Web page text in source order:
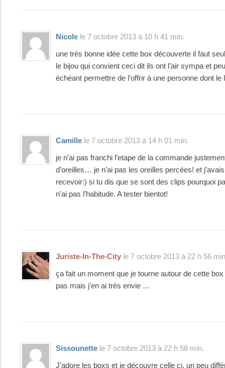
Nicole le 7 octobre 2013 à 10 h 41 min.
une très bonne idée cette box découverte il faut
le bijou qui convient ceci dit ils ont l’air sympa et
échéant permettre de l’offrir à une personne dont
Camille le 7 octobre 2013 à 14 h 01 min.
je n’ai pas franchi l’etape de la commande
d’oreilles… je n’ai pas les oreilles percées! et j’avais
recevoir:) si tu dis que se sont des clips pourquoi
n’ai pas l’habitude. A tester bientot!
Juriste-In-The-City le 7 octobre 2013 à 22 h 56
ça fait un moment que je tourne autour de cette
pas mais j’en ai très envie …
Sissounette le 7 octobre 2013 à 22 h 56 min.
J’adore les boxs et je découvre celle çi, un peu